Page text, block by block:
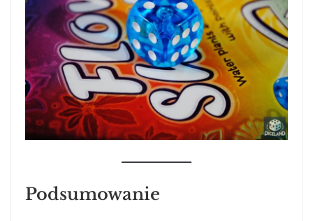
Podsumowanie